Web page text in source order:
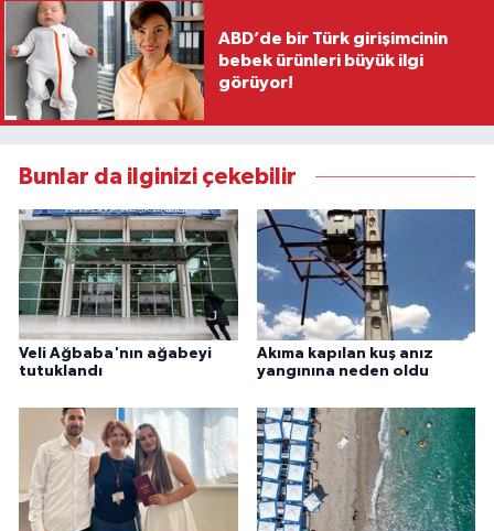
ABD’de bir Türk girişimcinin
bebek ürünleri büyük ilgi
görüyor!
Bunlar da ilginizi çekebilir
Veli Ağbaba'nın ağabeyi
tutuklandı
Akıma kapılan kuş anız
yangınına neden oldu